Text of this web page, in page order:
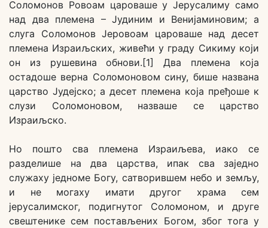
Соломонов Ровоам цароваше у Јерусалиму само
над два племена – Јудиним и Венијаминовим; а
слуга Соломонов Јеровоам цароваше над десет
племена Израиљских, живећи у граду Сикиму који
он из рушевина обнови.[1] Два племена која
остадоше верна Соломоновом сину, бише названа
царство Јудејско; а десет племена која пређоше к
слузи Соломоновом, назваше се царство
Израиљско.
Но пошто сва племена Израиљева, иако се
разделише на два царства, ипак сва заједно
служаху једноме Богу, сатворившем небо и земљу,
и не могаху имати другог храма сем
јерусалимског, подигнутог Соломоном, и друге
свештенике сем постављених Богом, због тога у